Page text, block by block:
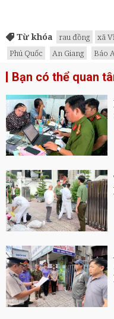
Từ khóa rau đồng xã
Phú Quốc
An Giang Báo
Bạn có thể quan